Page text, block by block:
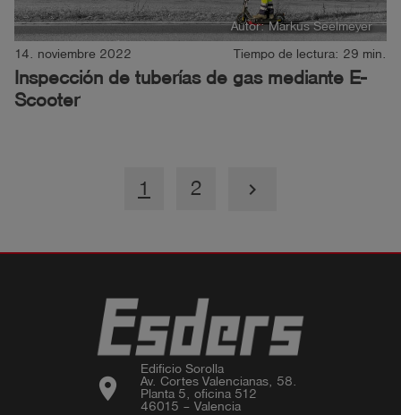
Autor: Markus Seelmeyer
14. noviembre 2022 Tiempo de lectura: 29 min.
Inspección de tuberías de gas mediante E-
Scooter
1 2 keyboard_arrow_right
location_on
Edificio Sorolla
Av. Cortes Valencianas, 58.
Planta 5, oficina 512
46015 – Valencia